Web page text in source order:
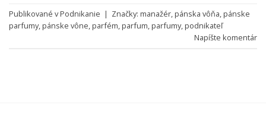
Publikované vPodnikanie | Značky: manažér,pánska vôňa,pánske
parfumy,pánske vône,parfém,parfum,parfumy,podnikateľ
Napíšte komentár